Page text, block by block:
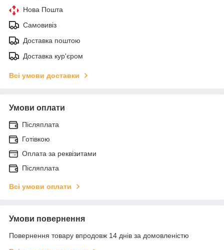
Нова Пошта
Самовивіз
Доставка поштою
Доставка кур'єром
Всі умови доставки
Умови оплати
Післяплата
Готівкою
Оплата за реквізитами
Післяплата
Всі умови оплати
Умови повернення
Повернення товару впродовж 14 днів за домовленістю